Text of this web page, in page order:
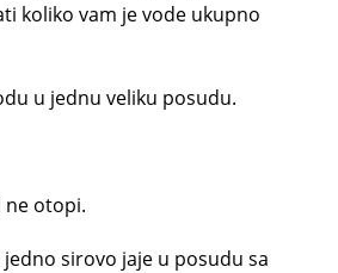
koliko vam je vode ukupno
u jednu veliku posudu.
ne otopi.
sirovo jaje u posudu sa